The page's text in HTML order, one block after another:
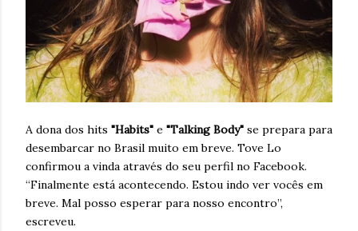
A dona dos hits "Habits" e "Talking Body" se prepara para
desembarcar no Brasil muito em breve. Tove Lo
confirmou a vinda através do seu perfil no Facebook.
“Finalmente está acontecendo. Estou indo ver vocês em
breve. Mal posso esperar para nosso encontro”,
escreveu.